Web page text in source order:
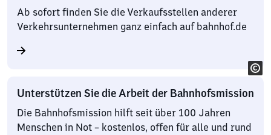
Ab sofort finden Sie die Verkaufsstellen anderer
Verkehrsunternehmen ganz einfach auf bahnhof.de
Unterstützen Sie die Arbeit der Bahnhofsmission
Die Bahnhofsmission hilft seit über 100 Jahren
Menschen in Not – kostenlos, offen für alle und rund